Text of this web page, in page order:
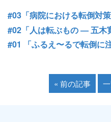
#03「病院における転倒対策
#02「人は転ぶもの ― 五木
#01 「ふるえ〜るで転倒に
« 前の記事